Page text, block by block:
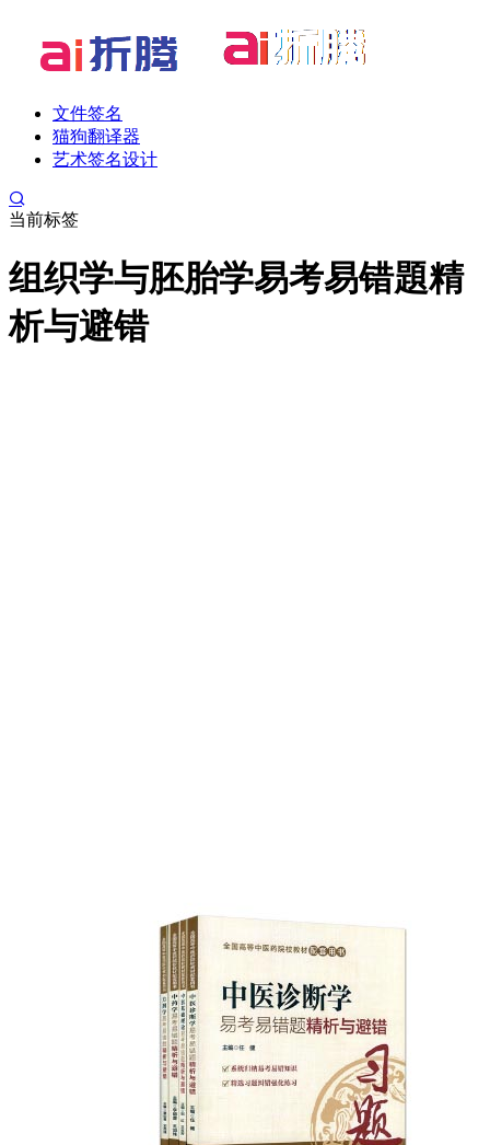
文件签名
猫狗翻译器
艺术签名设计
当前标签
组织学与胚胎学易考易错題精
析与避错